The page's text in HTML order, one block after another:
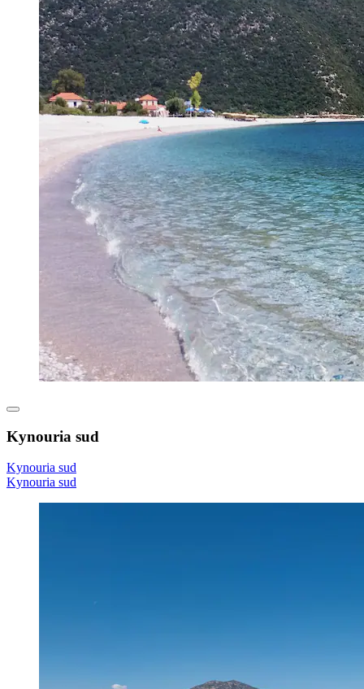
Kynouria sud
Kynouria sud
Kynouria sud